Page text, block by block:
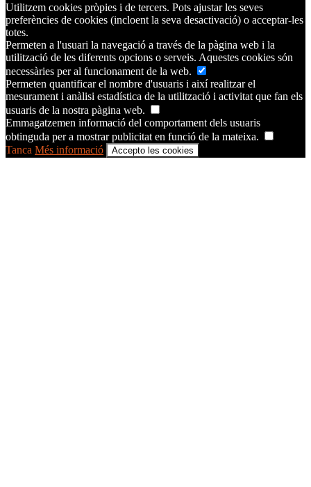
Utilitzem cookies pròpies i de tercers. Pots ajustar les seves
preferències de cookies (incloent la seva desactivació) o acceptar-les
totes.
Permeten a l'usuari la navegació a través de la pàgina web i la
utilització de les diferents opcions o serveis. Aquestes cookies són
necessàries per al funcionament de la web.
Permeten quantificar el nombre d'usuaris i així realitzar el
mesurament i anàlisi estadística de la utilització i activitat que fan els
usuaris de la nostra pàgina web.
Emmagatzemen informació del comportament dels usuaris
obtinguda per a mostrar publicitat en funció de la mateixa.
Tanca Més informació Accepto les cookies